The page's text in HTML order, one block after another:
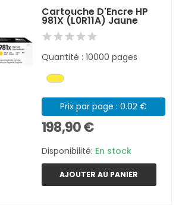
Cartouche D'Encre HP
981X (L0R11A) Jaune
Quantité : 10000 pages
Prix par page : 0.02 €
198,90 €
Disponibilité: En stock
AJOUTER AU PANIER